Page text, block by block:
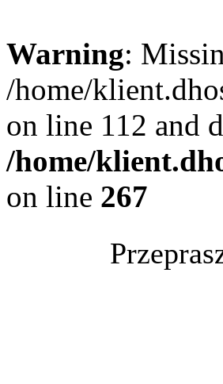
Warning:
/home/
on line 112 and
/home/
on line 267